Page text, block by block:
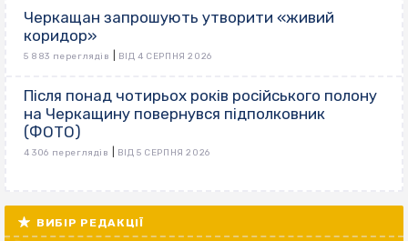
Черкащан запрошують утворити «живий
коридор»
5 883 переглядів ВІД 4 СЕРПНЯ 2026
Після понад чотирьох років російського полону
на Черкащину повернувся підполковник
(ФОТО)
4 306 переглядів ВІД 5 СЕРПНЯ 2026
ВИБІР РЕДАКЦІЇ